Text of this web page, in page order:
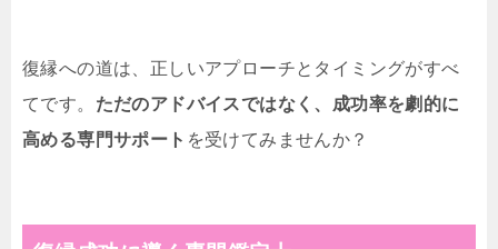
復縁への道は、正しいアプローチとタイミングがすべ
てです。 ただのアドバイスではなく、成功率を劇的に
高める専門サポート を受けてみませんか？